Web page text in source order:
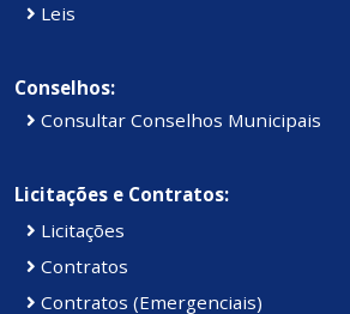
Leis
Conselhos:
Consultar Conselhos Municipais
Licitações e Contratos:
Licitações
Contratos
Contratos (Emergenciais)